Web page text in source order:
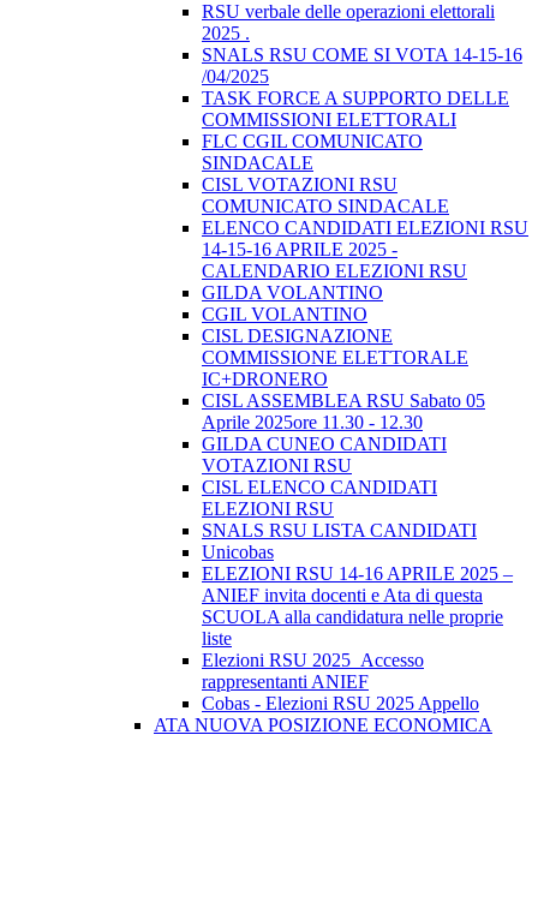
RSU verbale delle operazioni elettorali
2025 .
SNALS RSU COME SI VOTA 14-15-16
/04/2025
TASK FORCE A SUPPORTO DELLE
COMMISSIONI ELETTORALI
FLC CGIL COMUNICATO
SINDACALE
CISL VOTAZIONI RSU
COMUNICATO SINDACALE
ELENCO CANDIDATI ELEZIONI RSU
14-15-16 APRILE 2025 -
CALENDARIO ELEZIONI RSU
GILDA VOLANTINO
CGIL VOLANTINO
CISL DESIGNAZIONE
COMMISSIONE ELETTORALE
IC+DRONERO
CISL ASSEMBLEA RSU Sabato 05
Aprile 2025ore 11.30 - 12.30
GILDA CUNEO CANDIDATI
VOTAZIONI RSU
CISL ELENCO CANDIDATI
ELEZIONI RSU
SNALS RSU LISTA CANDIDATI
Unicobas
ELEZIONI RSU 14-16 APRILE 2025 –
ANIEF invita docenti e Ata di questa
SCUOLA alla candidatura nelle proprie
liste
Elezioni RSU 2025_Accesso
rappresentanti ANIEF
Cobas - Elezioni RSU 2025 Appello
ATA NUOVA POSIZIONE ECONOMICA